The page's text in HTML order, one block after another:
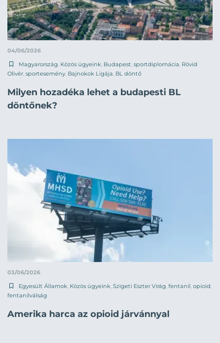
04/06/2026
Magyarország Közös ügyeink Budapest sportdiplomácia Rövid
Olivér sportesemény Bajnokok Ligája BL döntő
Milyen hozadéka lehet a budapesti BL
döntőnek?
03/06/2026
Egyesült Államok, Közös ügyeink, Szigeti Eszter Virág, fentanil, opioid,
fentanilválság
Amerika harca az opioid járvánnyal